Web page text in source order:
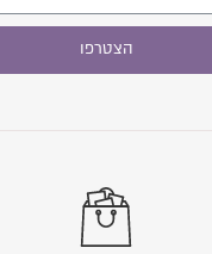
הצטרפו